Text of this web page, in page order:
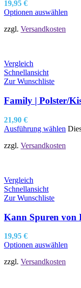
19,95 €
Optionen auswählen
zzgl. Versandkosten
Vergleich
Schnellansicht
Zur Wunschliste
Family | Polster/
21,90 €
Ausführung wählen
zzgl. Versandkosten
Vergleich
Schnellansicht
Zur Wunschliste
Kann Spuren von
19,95 €
Optionen auswählen
zzgl. Versandkosten